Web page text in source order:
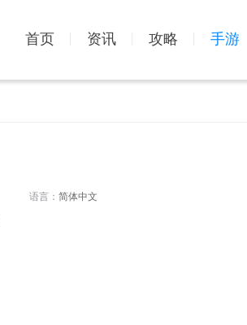
首页 资讯 攻略 手游
语言： 简体中文